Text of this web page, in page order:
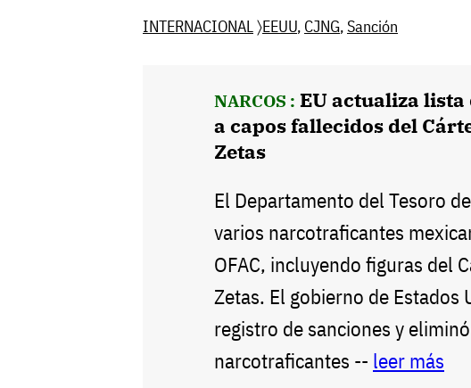
INTERNACIONAL〉EEUU, CJNG, Sanción
NARCOS : EU actualiza
a capos fallecidos del
Zetas
El Departamento del Tesoro
varios narcotraficantes
OFAC, incluyendo figuras del
Zetas. El gobierno de Estados
registro de sanciones y
narcotraficantes -- leer más